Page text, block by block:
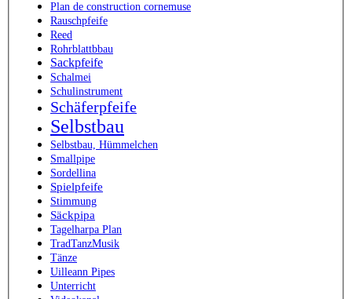
Plan de construction cornemuse
Rauschpfeife
Reed
Rohrblattbbau
Sackpfeife
Schalmei
Schulinstrument
Schäferpfeife
Selbstbau
Selbstbau, Hümmelchen
Smallpipe
Sordellina
Spielpfeife
Stimmung
Säckpipa
Tagelharpa Plan
TradTanzMusik
Tänze
Uilleann Pipes
Unterricht